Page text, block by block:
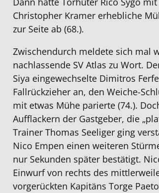
Christopher Kramer erhebliche
zur Seite ab (68.).
Zwischendurch meldete sich mal
nachlassende SV Atlas zu Wort.
Siya eingewechselte Dimitros
Fallrückzieher an, den Weiche-
mit etwas Mühe parierte (74.).
Aufflackern der Gastgeber, die
Trainer Thomas Seeliger ging
Nico Empen einen weiteren
nur Sekunden später bestätigt.
Einwurf von rechts des
vorgerückten Kapitäns Torge